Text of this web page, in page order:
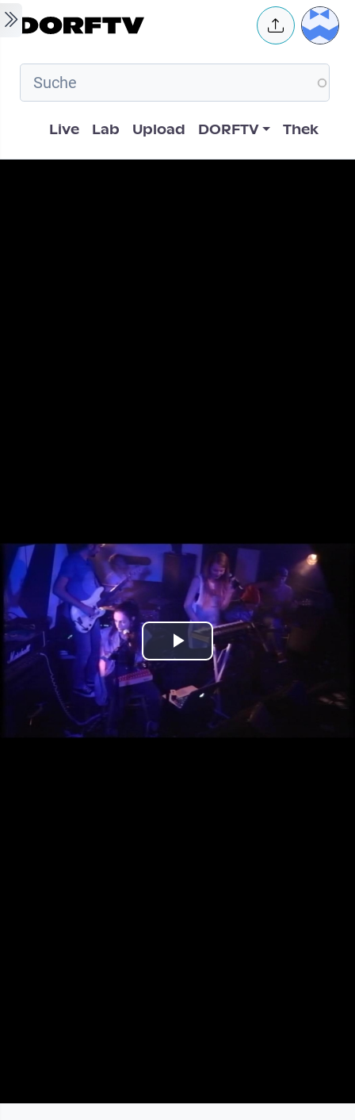
Skip to main content User
Hauptnavigation
Live Lab Upload DORFTV Thek
Play
Video